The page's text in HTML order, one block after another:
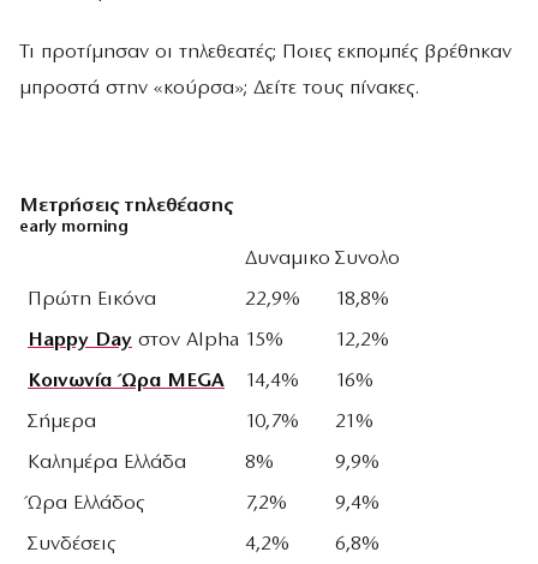
Τι προτίμησαν οι τηλεθεατές; Ποιες εκπομπές βρέθηκαν
μπροστά στην «κούρσα»; Δείτε τους πίνακες.
Μετρήσεις τηλεθέασης
early morning
Δυναμικο Συνολο
Πρώτη Εικόνα
22,9%
18,8%
Happy Day στον Alpha 15%
12,2%
Κοινωνία Ώρα MEGA
14,4%
16%
Σήμερα
10,7%
21%
Καλημέρα Ελλάδα
8%
9,9%
Ώρα Ελλάδος
7,2%
9,4%
Συνδέσεις
4,2% 6,8%